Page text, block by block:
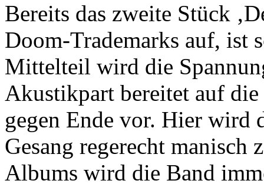
Bereits das zweite Stück
Doom-Trademarks auf, ist
Mittelteil wird die
Akustikpart bereitet auf
gegen Ende vor. Hier wird
Gesang regerecht manisch
Albums wird die Band